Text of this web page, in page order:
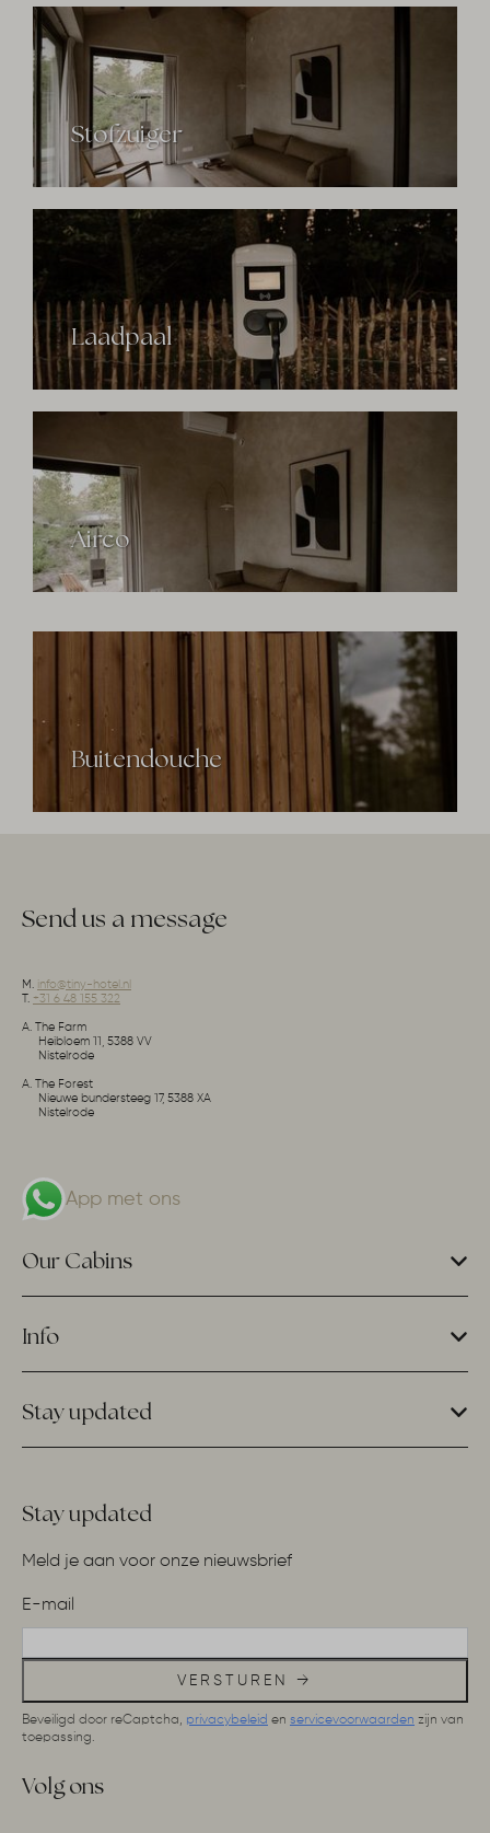
Stofzuiger
Laadpaal
Airco
Buitendouche
Send us a message
M. info@tiny-hotel.nl
T. +31 6 48 155 322
A. The Farm
Heibloem 11, 5388 VV
Nistelrode
A. The Forest
Nieuwe bundersteeg 17, 5388 XA
Nistelrode
App met ons
Our Cabins
Info
Stay updated
Stay updated
Meld je aan voor onze nieuwsbrief
E-mail
VERSTUREN →
Beveiligd door reCaptcha, privacybeleid en servicevoorwaarden zijn van
toepassing.
Volg ons